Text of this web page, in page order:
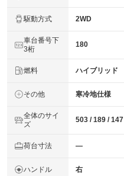
駆動方式 2WD
車台番号下
3桁
180
燃料 ハイブリッド
その他 寒冷地仕様
全体のサイ
ズ
503 / 189 / 147
荷台寸法 ―
ハンドル 右